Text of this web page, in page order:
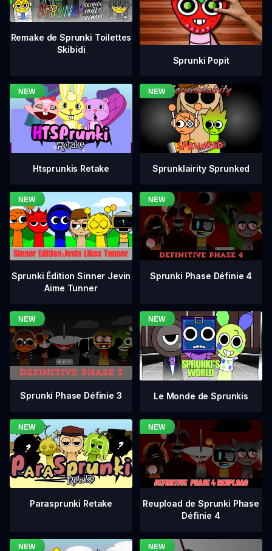
Remake de Sprunki Toilettes
Skibidi
Sprunki Popit
Htsprunkis Retake Sprunklairity Sprunked
Sprunki Édition Sinner Jevin
Aime Tunner
Sprunki Phase Définie 4
Sprunki Phase Définie 3 Le Monde de Sprunkis
Parasprunki Retake
Reupload de Sprunki Phase
Définie 4